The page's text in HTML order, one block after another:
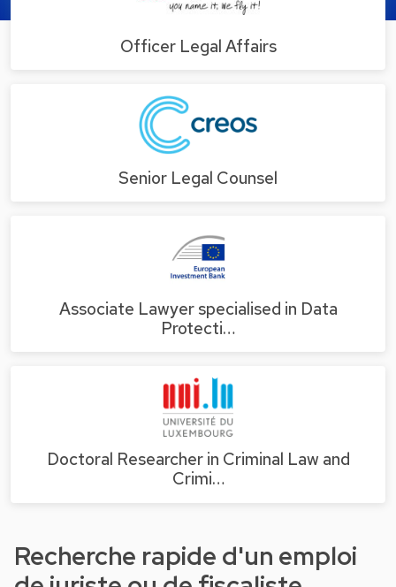
Officer Legal Affairs
Senior Legal Counsel
Associate Lawyer specialised in Data
Protecti…
Doctoral Researcher in Criminal Law and
Crimi…
Recherche rapide d'un emploi